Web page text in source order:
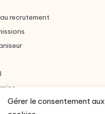
Gérer le consentement aux
recrutement